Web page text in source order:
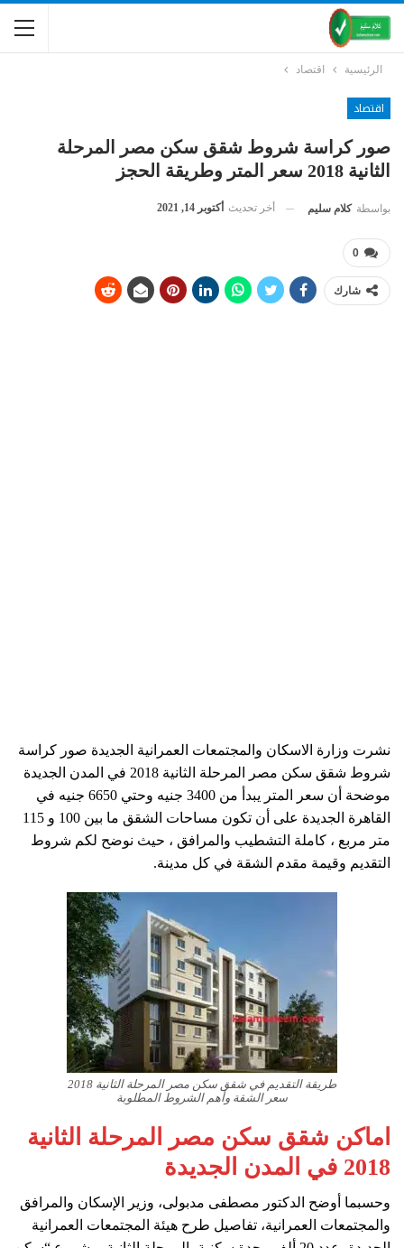
الرئيسية اقتصاد
اقتصاد
صور كراسة شروط شقق سكن مصر المرحلة
الثانية 2018 سعر المتر وطريقة الحجز
بواسطة كلام سليم أخر تحديث أكتوبر 14, 2021
0
شارك
نشرت وزارة الاسكان والمجتمعات العمرانية الجديدة صور كراسة
شروط شقق سكن مصر المرحلة الثانية 2018 في المدن الجديدة
موضحة أن سعر المتر يبدأ من 3400 جنيه وحتي 6650 جنيه في
القاهرة الجديدة على أن تكون مساحات الشقق ما بين 100 و 115
متر مربع ، كاملة التشطيب والمرافق ، حيث نوضح لكم شروط
التقديم وقيمة مقدم الشقة في كل مدينة.
طريقة التقديم في شقق سكن مصر المرحلة الثانية 2018
سعر الشقة وأهم الشروط المطلوبة
اماكن شقق سكن مصر المرحلة الثانية
2018 في المدن الجديدة
وحسبما أوضح الدكتور مصطفى مدبولى، وزير الإسكان والمرافق
والمجتمعات العمرانية، تفاصيل طرح هيئة المجتمعات العمرانية